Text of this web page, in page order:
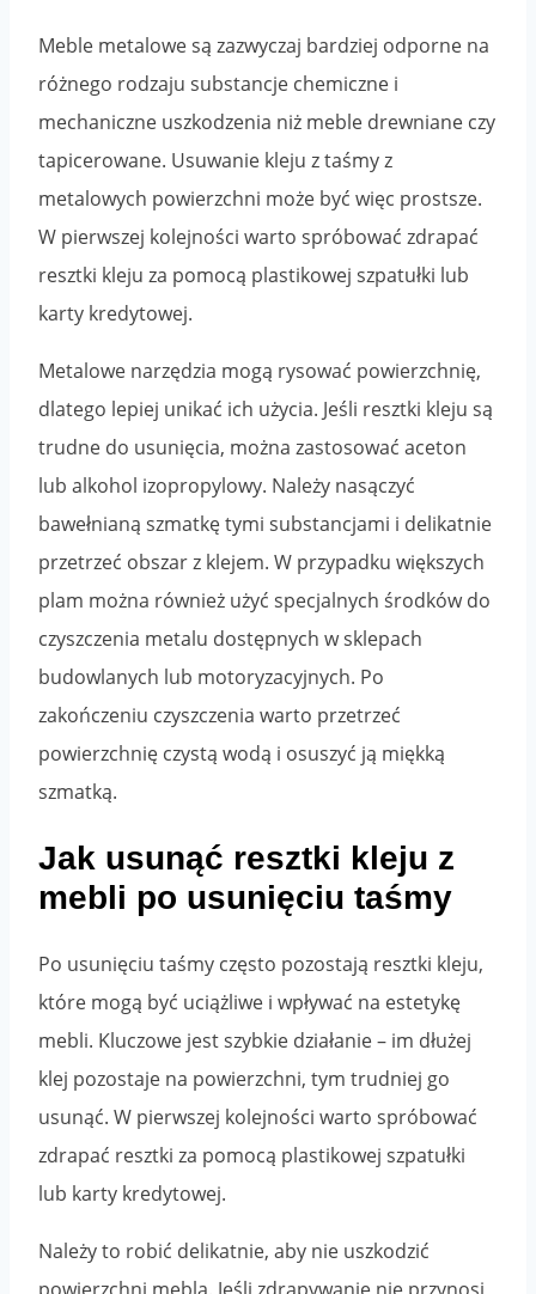
Meble metalowe są zazwyczaj bardziej odporne na
różnego rodzaju substancje chemiczne i
mechaniczne uszkodzenia niż meble drewniane czy
tapicerowane. Usuwanie kleju z taśmy z
metalowych powierzchni może być więc prostsze.
W pierwszej kolejności warto spróbować zdrapać
resztki kleju za pomocą plastikowej szpatułki lub
karty kredytowej.
Metalowe narzędzia mogą rysować powierzchnię,
dlatego lepiej unikać ich użycia. Jeśli resztki kleju są
trudne do usunięcia, można zastosować aceton
lub alkohol izopropylowy. Należy nasączyć
bawełnianą szmatkę tymi substancjami i delikatnie
przetrzeć obszar z klejem. W przypadku większych
plam można również użyć specjalnych środków do
czyszczenia metalu dostępnych w sklepach
budowlanych lub motoryzacyjnych. Po
zakończeniu czyszczenia warto przetrzeć
powierzchnię czystą wodą i osuszyć ją miękką
szmatką.
Jak usunąć resztki kleju z
mebli po usunięciu taśmy
Po usunięciu taśmy często pozostają resztki kleju,
które mogą być uciążliwe i wpływać na estetykę
mebli. Kluczowe jest szybkie działanie – im dłużej
klej pozostaje na powierzchni, tym trudniej go
usunąć. W pierwszej kolejności warto spróbować
zdrapać resztki za pomocą plastikowej szpatułki
lub karty kredytowej.
Należy to robić delikatnie, aby nie uszkodzić